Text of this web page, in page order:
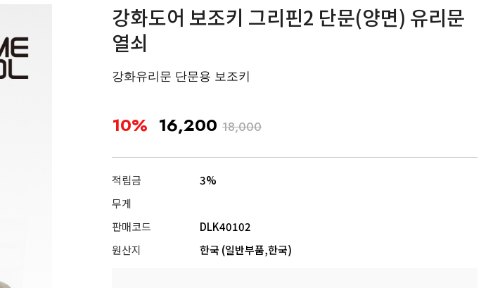
3바닥배관자재
강화도어 보조키 그리핀2 단문(양면) 유리문
열쇠
강화유리문 단문용 보조키
10% 16,200 18,000
적립금
3%
무게
판매코드
DLK40102
원산지
한국 (일반부품,한국)